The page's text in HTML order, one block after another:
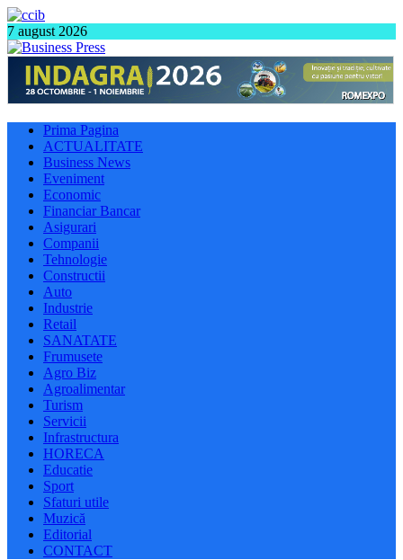
7 august 2026
Prima Pagina
ACTUALITATE
Business News
Eveniment
Economic
Financiar Bancar
Asigurari
Companii
Tehnologie
Constructii
Auto
Industrie
Retail
SANATATE
Frumusete
Agro Biz
Agroalimentar
Turism
Servicii
Infrastructura
HORECA
Educatie
Sport
Sfaturi utile
Muzică
Editorial
CONTACT